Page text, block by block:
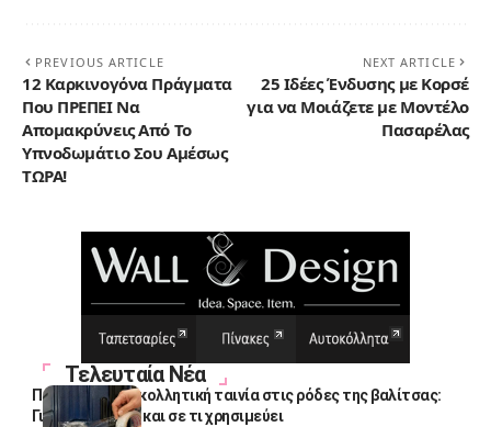
PREVIOUS ARTICLE
12 Καρκινογόνα Πράγματα
Που ΠΡΕΠΕΙ Να
Απομακρύνεις Από Το
Υπνοδωμάτιο Σου Αμέσως
ΤΩΡΑ!
NEXT ARTICLE
25 Ιδέες Ένδυσης με Κορσέ
για να Μοιάζετε με Μοντέλο
Πασαρέλας
Τελευταία Νέα
Πολλοί βάζουν κολλητική ταινία στις ρόδες της βαλίτσας:
Γιατί το κάνουν και σε τι χρησιμεύει